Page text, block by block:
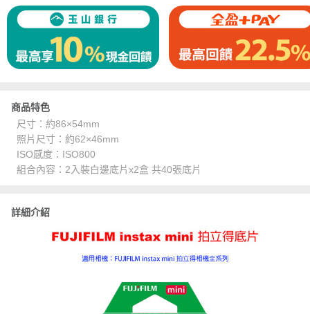
商品特色
尺寸：約86×54mm
照片尺寸：約62×46mm
ISO感度：ISO800
組合內容：2入裝白邊底片x2盒 共40張底片
詳細介紹